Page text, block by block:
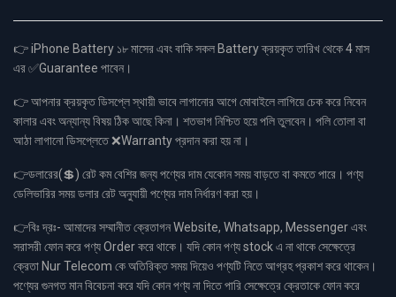
👉 iPhone Battery ১৮ মাসের এবং বাকি সকল Battery ক্রয়কৃত তারিখ থেকে 4 মাস
এর ✅Guarantee পাবেন।
👉 আপনার ক্রয়কৃত ডিসপ্লে স্থায়ী ভাবে লাগানোর আগে মোবাইলে লাগিয়ে চেক করে নিবেন
কালার এবং অন্যান্য বিষয় ঠিক আছে কিনা। শতভাগ নিশ্চিত হয়ে পলি তুলবেন। পলি তোলা বা
আঠা লাগানো ডিসপ্লেতে ❌Warranty প্রদান করা হয় না।
👉ডলারের(💲) রেট কম বেশির জন্য পণ্যের দাম যেকোন সময় বাড়তে বা কমতে পারে। পণ্য
ডেলিভারির সময় ডলার রেট অনুযায়ী পণ্যের দাম নির্ধারণ করা হয়।
👉বিঃ দ্রঃ- আমাদের সম্মানীত ক্রেতাগন Website, Whatsapp, Messenger এবং
সরাসরী ফোন করে পণ্য Order করে থাকে। যদি কোন পণ্য stock এ না থাকে সেক্ষেত্রে
ক্রেতা Nur Telecom কে অতিরিক্ত সময় দিয়েও পণ্যটি নিতে আগ্রহ প্রকাশ করে থাকেন।
পণ্যের গুনগত মান বিবেচনা করে যদি কোন পণ্য না দিতে পারি সেক্ষেত্রে ক্রেতাকে ফোন করে